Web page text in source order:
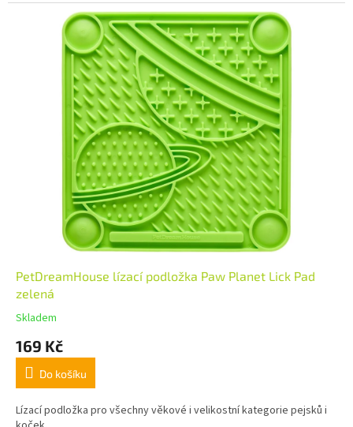
PetDreamHouse lízací podložka Paw Planet Lick Pad
zelená
Skladem
169 Kč
Do košíku
Lízací podložka pro všechny věkové i velikostní kategorie pejsků i